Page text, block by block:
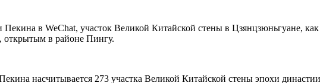
в WeChat, участок Великой Китайской стены в Цзянцзюньгуане,
открытым в районе Пингу.
насчитывается 273 участка Великой Китайской стены эпохи